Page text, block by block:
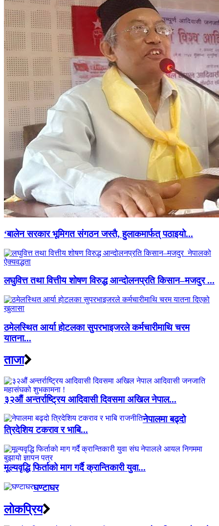
‘बालेन सरकार भूमिगत संगठन जस्तै, हुलाकमार्फत् पठाइयो...
लघुवित्त तथा वित्तीय शोषण विरुद्ध आन्दोलनप्रति किसान–मजदुर ...
ठमेलस्थित आर्या होटलका सुपरभाइजरले कर्मचारीमाथि चरम
यातना...
ताजा
३२औं अन्तर्राष्ट्रिय आदिवासी दिवसमा अखिल नेपाल...
नेपालमा बढ्दो
त्रिदेशिय टकराव र भाबि...
मूल्यवृद्धि फिर्ताको माग गर्दै क्रान्तिकारी युवा...
घण्टाघर
लाेकप्रिय